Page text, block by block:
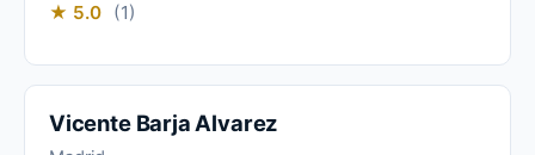
★ 5.0 (1)
Vicente Barja Alvarez